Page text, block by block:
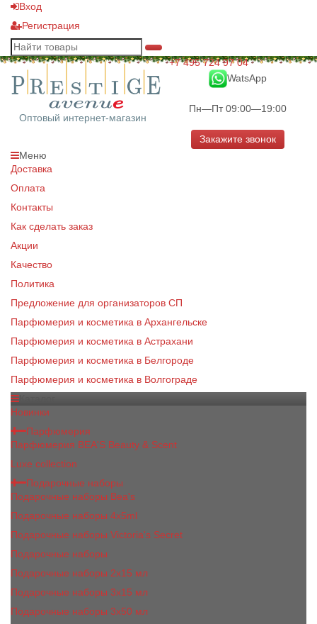
Вход
Регистрация
Оптовый интернет-магазин
+7 495 724 97 04
WatsApp
Пн—Пт 09:00—19:00
Закажите звонок
Меню
Доставка
Оплата
Контакты
Как сделать заказ
Акции
Качество
Политика
Предложение для организаторов СП
Парфюмерия и косметика в Архангельске
Парфюмерия и косметика в Астрахани
Парфюмерия и косметика в Белгороде
Парфюмерия и косметика в Волгограде
Новинки
Парфюмерия
Парфюмерия BEA'S Beauty & Scent
Luxe collection
Подарочные наборы
Подарочные наборы Bea's
Подарочные наборы 4х5ml
Подарочные наборы Victoria's Secret
Подарочные наборы
Подарочные наборы 2x15 мл
Подарочные наборы 3х15 мл
Подарочные наборы 3x50 мл